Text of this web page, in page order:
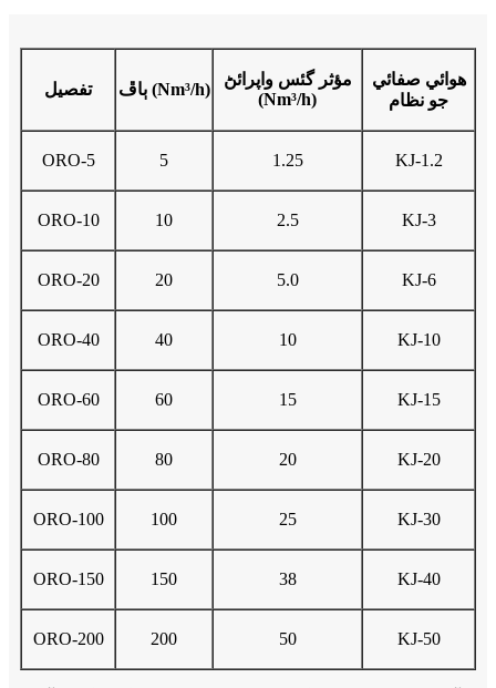
تفصيل ٻاڦ (Nm³/h)
مؤثر گئس واپرائڻ
(Nm³/h)
هوائي صفائي
جو نظام
ORO-5 5 1.25 KJ-1.2
ORO-10 10 2.5 KJ-3
ORO-20 20 5.0 KJ-6
ORO-40 40 10 KJ-10
ORO-60 60 15 KJ-15
ORO-80 80 20 KJ-20
ORO-100 100 25 KJ-30
ORO-150 150 38 KJ-40
ORO-200 200 50 KJ-50